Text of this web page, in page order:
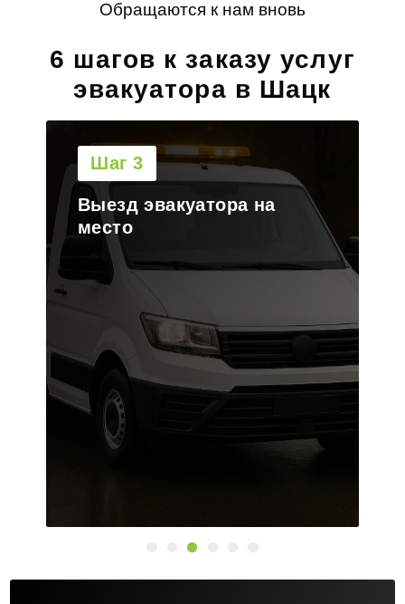
Обращаются к нам вновь
6 шагов к заказу услуг
эвакуатора в Шацк
Шаг 4
Погрузка транспорта на
платформу